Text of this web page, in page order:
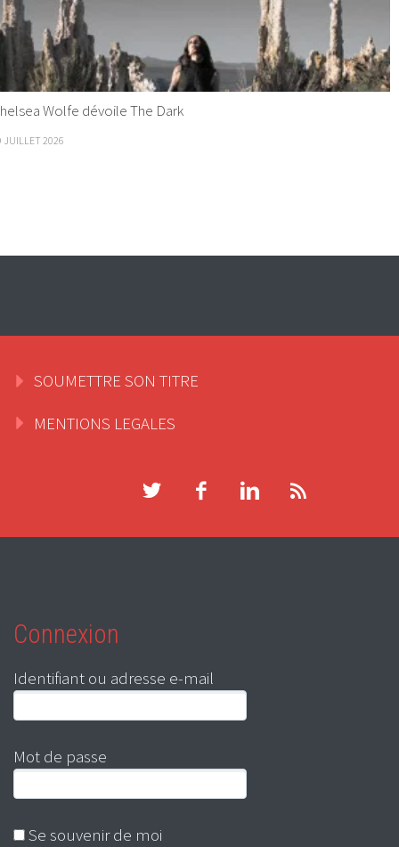
Wolfe dévoile The Dark
JUILLET 2026
SOUMETTRE SON TITRE
MENTIONS LEGALES
Connexion
Identifiant ou adresse e-mail
Mot de passe
Se souvenir de moi